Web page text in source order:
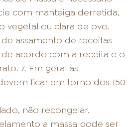
com manteiga derretida,
vegetal ou clara de ovo.
assamento de receitas
acordo com a receita e o
7. Em geral as
ficar em torno dos 150
não recongelar.
a massa pode ser